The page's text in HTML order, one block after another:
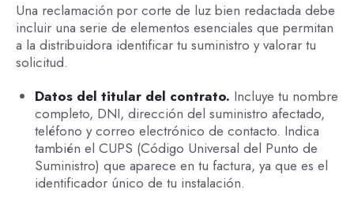
Una reclamación por corte de luz bien redactada debe
incluir una serie de elementos esenciales que permitan
a la distribuidora identificar tu suministro y valorar tu
solicitud.
Datos del titular del contrato. Incluye tu nombre
completo, DNI, dirección del suministro afectado,
teléfono y correo electrónico de contacto. Indica
también el CUPS (Código Universal del Punto de
Suministro) que aparece en tu factura, ya que es el
identificador único de tu instalación.